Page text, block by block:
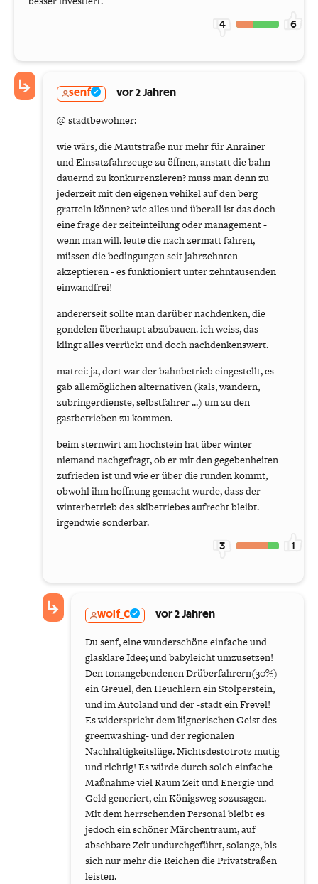
4 6
senf vor 2 Jahren
@ stadtbewohner:
wie wärs, die Mautstraße nur mehr für Anrainer
und Einsatzfahrzeuge zu öffnen, anstatt die bahn
dauernd zu konkurrenzieren? muss man denn zu
jederzeit mit den eigenen vehikel auf den berg
gratteln können? wie alles und überall ist das doch
eine frage der zeiteinteilung oder management -
wenn man will. leute die nach zermatt fahren,
müssen die bedingungen seit jahrzehnten
akzeptieren - es funktioniert unter zehntausenden
einwandfrei!
andererseit sollte man darüber nachdenken, die
gondelen überhaupt abzubauen. ich weiss, das
klingt alles verrückt und doch nachdenkenswert.
matrei: ja, dort war der bahnbetrieb eingestellt, es
gab allemöglichen alternativen (kals, wandern,
zubringerdienste, selbstfahrer ...) um zu den
gastbetrieben zu kommen.
beim sternwirt am hochstein hat über winter
niemand nachgefragt, ob er mit den gegebenheiten
zufrieden ist und wie er über die runden kommt,
obwohl ihm hoffnung gemacht wurde, dass der
winterbetrieb des skibetriebes aufrecht bleibt.
irgendwie sonderbar.
3 1
wolf_C vor 2 Jahren
Du senf, eine wunderschöne einfache und
glasklare Idee; und babyleicht umzusetzen!
Den tonangebendenen Drüberfahrern(30%)
ein Greuel, den Heuchlern ein Stolperstein,
und im Autoland und der -stadt ein Frevel!
Es widerspricht dem lügnerischen Geist des -
greenwashing- und der regionalen
Nachhaltigkeitslüge. Nichtsdestotrotz mutig
und richtig! Es würde durch solch einfache
Maßnahme viel Raum Zeit und Energie und
Geld generiert, ein Königsweg sozusagen.
Mit dem herrschenden Personal bleibt es
jedoch ein schöner Märchentraum, auf
absehbare Zeit undurchgeführt, solange, bis
sich nur mehr die Reichen die Privatstraßen
leisten.